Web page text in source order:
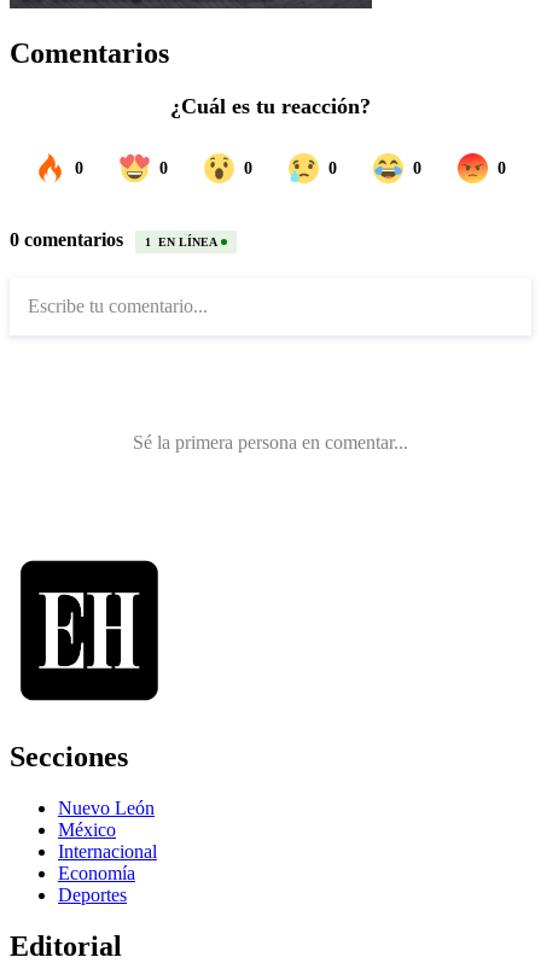
Comentarios
Secciones
Nuevo León
México
Internacional
Economía
Deportes
Editorial